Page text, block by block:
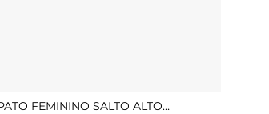
FEMININO SALTO ALTO